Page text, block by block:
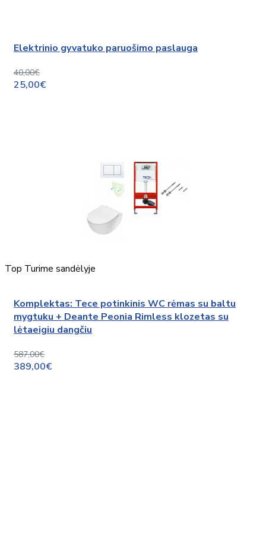
Elektrinio gyvatuko paruošimo paslauga
40,00€
25,00€
Top Turime sandėlyje
Komplektas: Tece potinkinis WC rėmas su baltu
mygtuku + Deante Peonia Rimless klozetas su
lėtaeigiu dangčiu
587,00€
389,00€